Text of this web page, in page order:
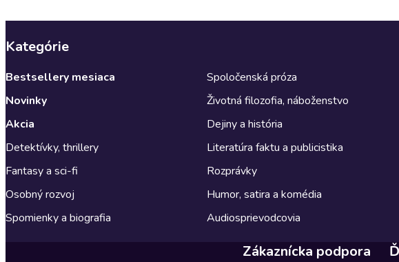
Kategórie
Bestsellery mesiaca
Novinky
Akcia
Detektívky, thrillery
Fantasy a sci-fi
Osobný rozvoj
Spomienky a biografia
Spoločenská próza
Životná filozofia, náboženstvo
Dejiny a história
Literatúra faktu a publicistika
Rozprávky
Humor, satira a komédia
Audiosprievodcovia
Zákaznícka podpora